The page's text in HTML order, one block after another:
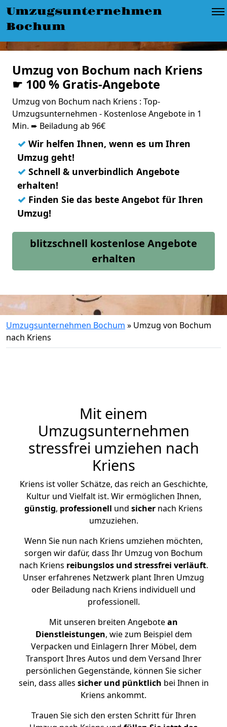
Umzugsunternehmen
Bochum
Umzug von Bochum nach Kriens
☛ 100 % Gratis-Angebote
Umzug von Bochum nach Kriens : Top-
Umzugsunternehmen - Kostenlose Angebote in 1
Min. ➨ Beiladung ab 96€
✓ Wir helfen Ihnen, wenn es um Ihren
Umzug geht!
✓ Schnell & unverbindlich Angebote
erhalten!
✓ Finden Sie das beste Angebot für Ihren
Umzug!
blitzschnell kostenlose Angebote
erhalten
Umzugsunternehmen Bochum » Umzug von Bochum
nach Kriens
Mit einem
Umzugsunternehmen
stressfrei umziehen nach
Kriens
Kriens ist voller Schätze, das reich an Geschichte,
Kultur und Vielfalt ist. Wir ermöglichen Ihnen,
günstig, professionell und sicher nach Kriens
umzuziehen.
Wenn Sie nun nach Kriens umziehen möchten,
sorgen wir dafür, dass Ihr Umzug von Bochum
nach Kriens reibungslos und stressfrei verläuft.
Unser erfahrenes Netzwerk plant Ihren Umzug
oder Beiladung nach Kriens individuell und
professionell.
Mit unseren breiten Angebotean
Dienstleistungen, wie zum Beispiel dem
Verpacken und Einlagern Ihrer Möbel, dem
Transport Ihres Autos und dem Versand Ihrer
persönlichen Gegenstände, können Sie sicher
sein, dass alles sicher und pünktlich bei Ihnen in
Kriens ankommt.
Trauen Sie sich den ersten Schritt für Ihren